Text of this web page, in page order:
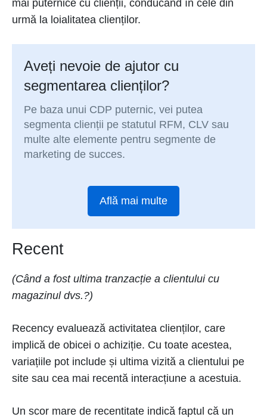
mai puternice cu clienții, conducând în cele din
urmă la loialitatea clienților.
Aveți nevoie de ajutor cu
segmentarea clienților?
Pe baza unui CDP puternic, vei putea
segmenta clienții pe statutul RFM, CLV sau
multe alte elemente pentru segmente de
marketing de succes.
Află mai multe
Recent
(Când a fost ultima tranzacție a clientului cu
magazinul dvs.?)
Recency evaluează activitatea clienților, care
implică de obicei o achiziție. Cu toate acestea,
variațiile pot include și ultima vizită a clientului pe
site sau cea mai recentă interacțiune a acestuia.
Un scor mare de recentitate indică faptul că un